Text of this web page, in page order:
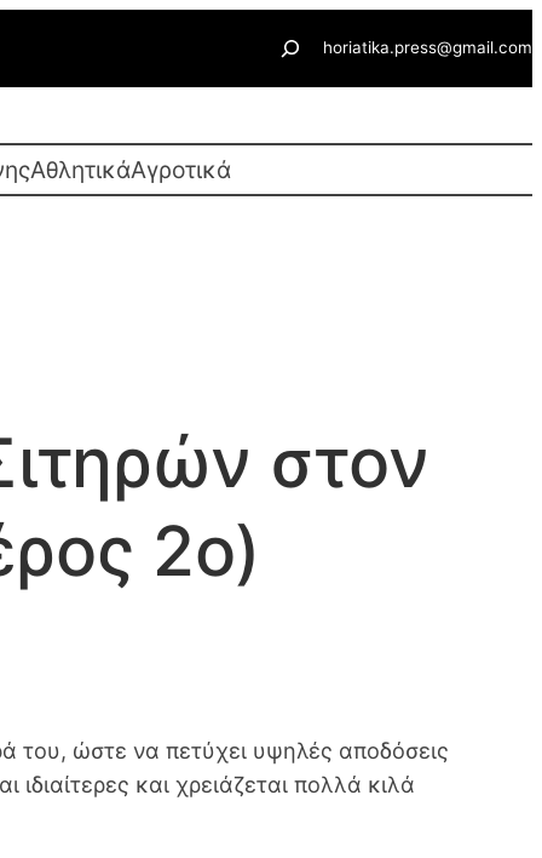
Αναζήτησηhoriatika.press@gmail.com
ΑθλητικάΑγροτικά
στον
2ο)
του, ώστε να πετύχει υψηλές αποδόσεις
ιδιαίτερες και χρειάζεται πολλά κιλά